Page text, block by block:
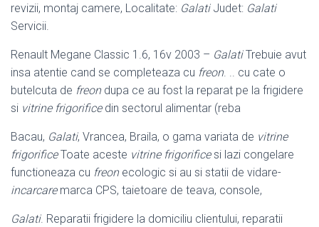
revizii, montaj camere, Localitate: GalatiJudet: Galati
Servicii.
Renault Megane Classic 1.6, 16v 2003 – GalatiTrebuie avut
insa atentie cand se completeaza cu freon. .. cu cate o
butelcuta de freondupa ce au fost la reparat pe la frigidere
si vitrine frigorificedin sectorul alimentar (reba
Bacau, Galati, Vrancea, Braila, o gama variata de vitrine
frigorificeToate aceste vitrine frigorificesi lazi congelare
functioneaza cu freonecologic si au si statii de vidare-
incarcaremarca CPS, taietoare de teava, console,
Galati. Reparatii frigidere la domiciliu clientului, reparatii